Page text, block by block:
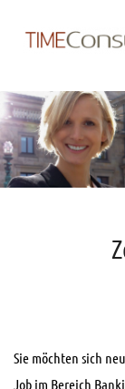
Sie möchten sich
Job im Bereich